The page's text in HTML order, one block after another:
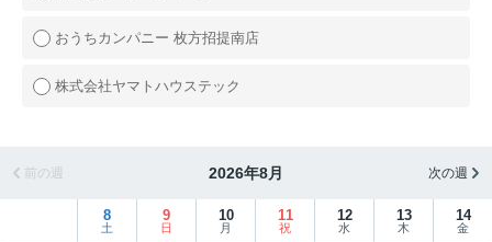
おうちカンパニー 枚方招提南店
株式会社ヤマトハウステック
前の週 2026年8月 次の週
8
土
9
日
10
月
11
祝
12
水
13
木
14
金